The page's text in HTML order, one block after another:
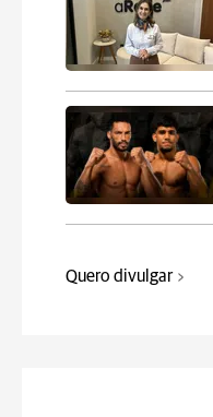
Quero divulgar